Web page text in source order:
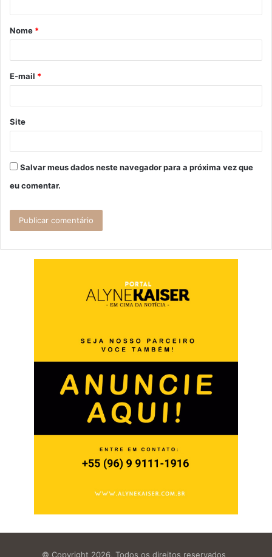
á
r
*
Nome *
E-mail *
Site
Salvar meus dados neste navegador para a próxima vez que
eu comentar.
© Copyright 2026, Todos os direitos reservados